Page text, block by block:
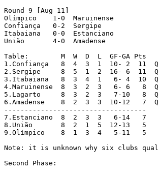
Round 9 [Aug 11]
Olímpico    1-0  Maruinense
Confiança   0-2  Sergipe
Itabaiana   0-0  Estanciano
União       4-0  Amadense
Table:        M  W  D  L  GF-GA Pts
1.Confiança   8  4  3  1  10- 2  11
2.Sergipe     8  5  1  2  16- 6  11
3.Itabaiana   8  3  4  1   6- 4  10
4.Maruinense  8  3  2  3   6- 6   8
5.Lagarto     8  3  2  3   7-10   8
6.Amadense    8  2  3  3  10-12   7
-----------------------------------
7.Estanciano  8  2  3  3   6-14   7
8.União       8  2  1  5  12-13   5
9.Olímpico    8  1  3  4   5-11   5
Note: it is unknown why six clubs
Second Phase: